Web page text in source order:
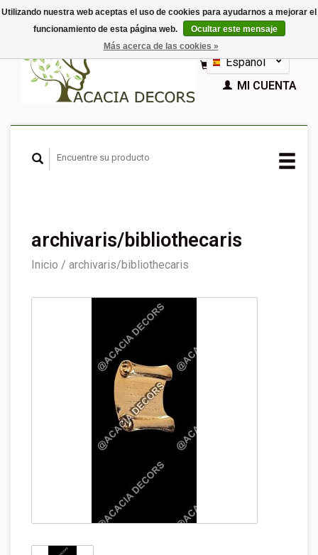
EUR
GBPEspañol
Nederlands
Français
CESTA (€0,00)
MI CUENTA
archivaris/bibliothecaris
Inicio / archivaris/bibliothecaris
Utilizando nuestra web aceptas el uso de cookies para ayudarnos a mejorar el
funcionamiento de esta página web.
Ocultar este mensaje
Más acerca de las cookies »